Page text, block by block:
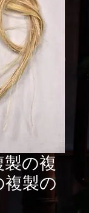
の複
複製の